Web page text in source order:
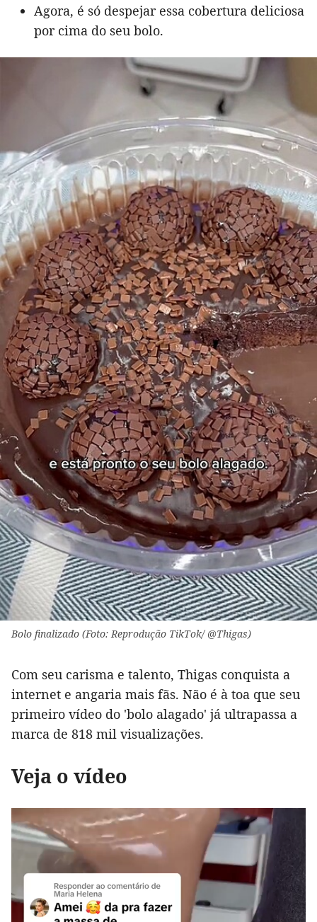
Agora, é só despejar essa cobertura deliciosa
por cima do seu bolo.
Bolo finalizado (Foto: Reprodução TikTok/ @Thigas)
Com seu carisma e talento, Thigas conquista a
internet e angaria mais fãs. Não é à toa que seu
primeiro vídeo do 'bolo alagado' já ultrapassa a
marca de 818 mil visualizações.
Veja o vídeo